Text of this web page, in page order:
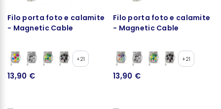
Filo porta foto e calamite
- Magnetic Cable
+21
13,90 €
Filo porta foto e calamite
- Magnetic Cable
+21
13,90 €